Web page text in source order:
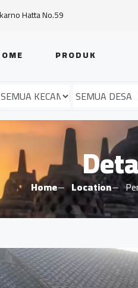
Hatta No.59
PRODUK
Home Location